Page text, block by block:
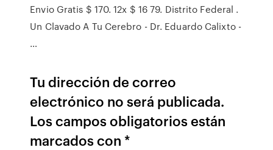
Envio Gratis $ 170. 12x $ 16 79. Distrito Federal .
Un Clavado A Tu Cerebro - Dr. Eduardo Calixto -
…
Tu dirección de correo
electrónico no será publicada.
Los campos obligatorios están
marcados con *